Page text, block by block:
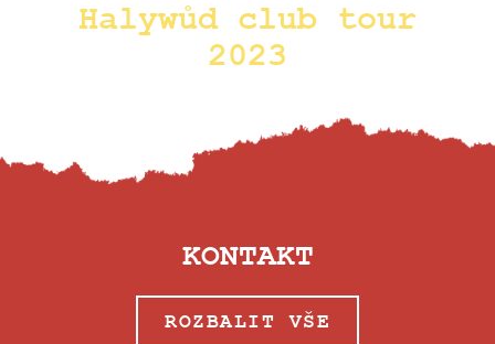
Halywůd club tour
2023
KONTAKT
ROZBALIT VŠE